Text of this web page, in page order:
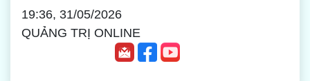
19:36, 31/05/2026
QUẢNG TRỊ ONLINE